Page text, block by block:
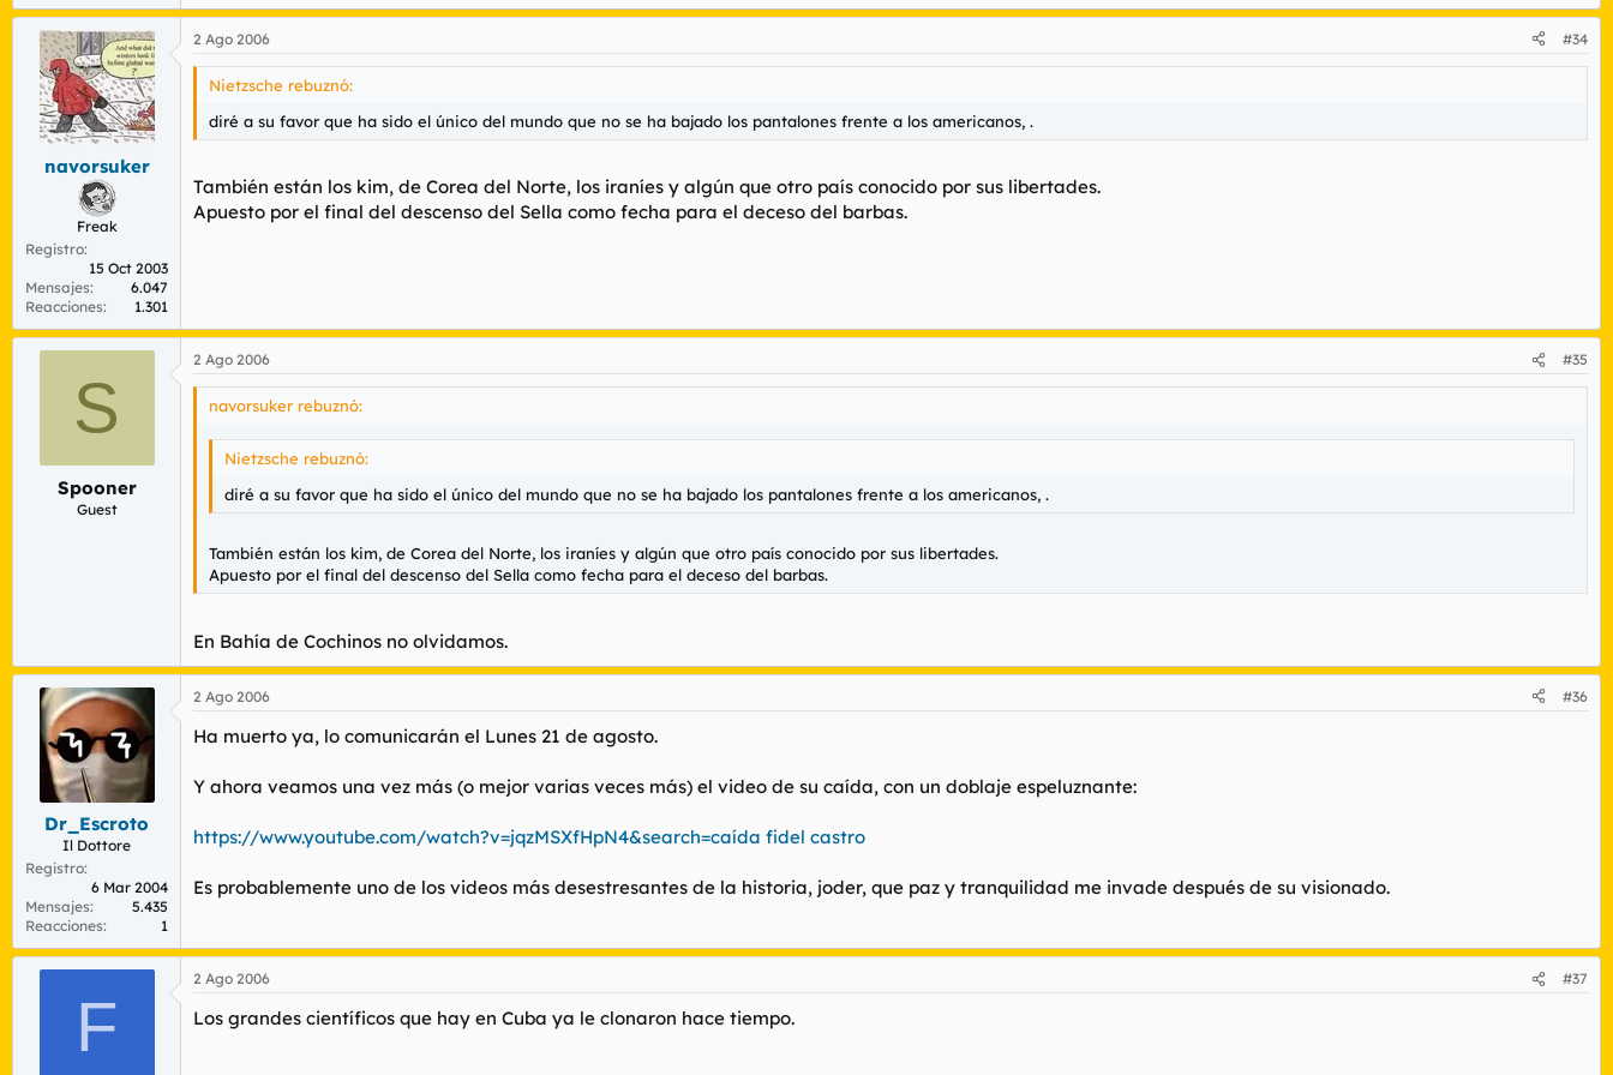
navorsuker
Freak
Registro
15 Oct 2003
Mensajes
6.047
Reacciones
1.301
2 Ago 2006 #34
Nietzsche rebuznó:
diré a su favor que ha sido el único del mundo que no se ha bajado los pantalones frente a los americanos, .
También están los kim, de Corea del Norte, los iraníes y algún que otro país conocido por sus libertades.
Apuesto por el final del descenso del Sella como fecha para el deceso del barbas.
S
Spooner
Guest
2 Ago 2006 #35
navorsuker rebuznó:
Nietzsche rebuznó:
diré a su favor que ha sido el único del mundo que no se ha bajado los pantalones frente a los americanos, .
También están los kim, de Corea del Norte, los iraníes y algún que otro país conocido por sus libertades.
Apuesto por el final del descenso del Sella como fecha para el deceso del barbas.
En Bahía de Cochinos no olvidamos.
Dr_Escroto
Il Dottore
Registro
6 Mar 2004
Mensajes
5.435
Reacciones
1
2 Ago 2006 #36
Ha muerto ya, lo comunicarán el Lunes 21 de agosto.
Y ahora veamos una vez más (o mejor varias veces más) el video de su caída, con un doblaje espeluznante:
https://www.youtube.com/watch?v=jqzMSXfHpN4&search=caída fidel castro
Es probablemente uno de los videos más desestresantes de la historia, joder, que paz y tranquilidad me invade después de su visionado.
F
2 Ago 2006 #37
Los grandes científicos que hay en Cuba ya le clonaron hace tiempo.